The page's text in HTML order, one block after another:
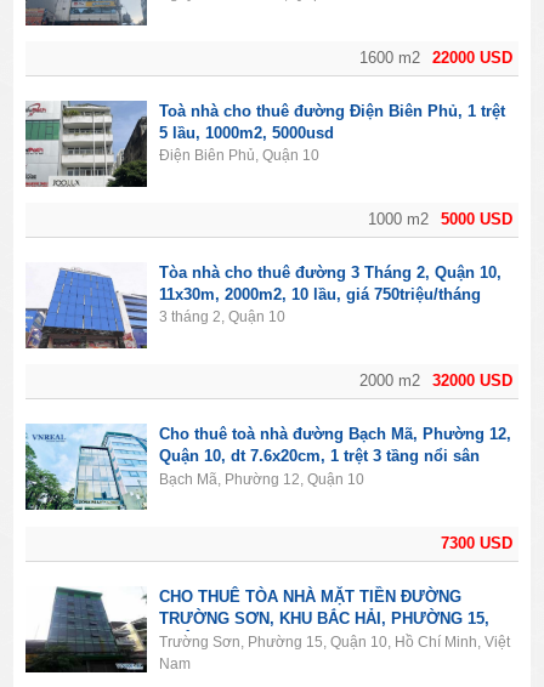
22000 USD
1600 m2
5000 USD
1000 m2
Toà nhà cho thuê đường Điện Biên Phủ, 1 trệt
5 lầu, 1000m2, 5000usd
Điện Biên Phủ, Quận 10
32000 USD
2000 m2
Tòa nhà cho thuê đường 3 Tháng 2, Quận 10,
11x30m, 2000m2, 10 lầu, giá 750triệu/tháng
3 tháng 2, Quận 10
7300 USD
Cho thuê toà nhà đường Bạch Mã, Phường 12,
Quận 10, dt 7.6x20cm, 1 trệt 3 tầng nổi sân
thượng, giá 7300USD
Bạch Mã, Phường 12, Quận 10
CHO THUÊ TÒA NHÀ MẶT TIỀN ĐƯỜNG
TRƯỜNG SƠN, KHU BẮC HẢI, PHƯỜNG 15,
QUẬN 10
Trường Sơn, Phường 15, Quận 10, Hồ Chí Minh, Việt
Nam